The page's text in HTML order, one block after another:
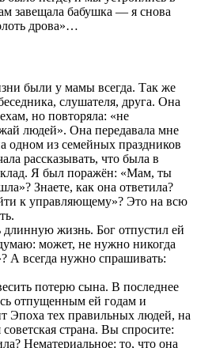
завещала бабушка — я снова
дрова»…
были у мамы всегда. Так же
слушателя, друга. Она
но повторяла: «не
людей». Она передавала мне
одном из семейных праздников
рассказывать, что была в
Я был поражён: «Мам, ты
Знаете, как она ответила?
к управляющему»? Это на всю
жизнь. Бог отпустил ей
может, не нужно никогда
А всегда нужно спрашивать:
потерю сына. В последнее
отпущенным ей годам и
Эпоха тех правильных людей, на
страна. Вы спросите:
Нематериальное: то, что она